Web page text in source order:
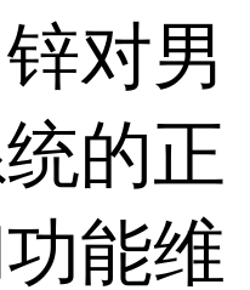
对男
的正
能维